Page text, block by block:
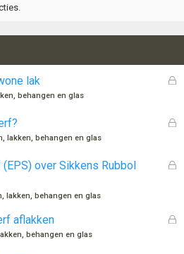
G
n
lak
behangen en glas
G
lakken, behangen en glas
G
o
over Sikkens Rubbol
lakken, behangen en glas
G
aflakken
behangen en glas